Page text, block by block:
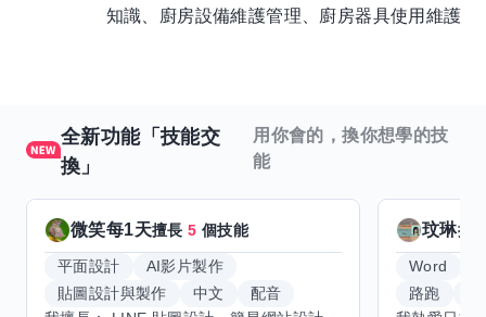
知識、廚房設備維護管理、廚房器具使用維護
全新功能「技能交
換」
用你會的，換你想學的技
能
微笑每1天擅長5 個技能
平面設計
AI影片製作
貼圖設計與製作
中文
配音
玟琳擅
Word
路跑